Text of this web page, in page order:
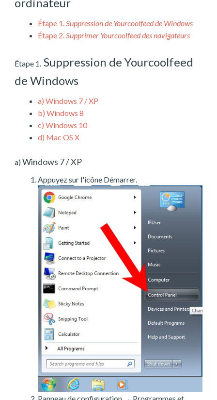
Étape 1.Suppression de Yourcoolfeed de Windows
Étape 2.Supprimer Yourcoolfeed des navigateurs
Étape 1. Suppression de Yourcoolfeed
de Windows
a) Windows 7 / XP
b) Windows 8
c) Windows 10
d) Mac OS X
a) Windows 7 / XP
Appuyez sur l'icône Démarrer.
Panneau de configuration → Programmes et